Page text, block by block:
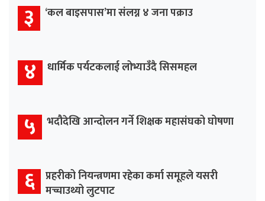
३ ‘कल बाइसपास’मा संलग्न ४ जना पक्राउ
४ धार्मिक पर्यटकलाई लोभ्याउँदै सिसमहल
५ भदौदेखि आन्दोलन गर्ने शिक्षक महासंघको घोषणा
६ प्रहरीको नियन्त्रणमा रहेका कर्मा समूहले यसरी
मच्चाउथ्यो लुटपाट